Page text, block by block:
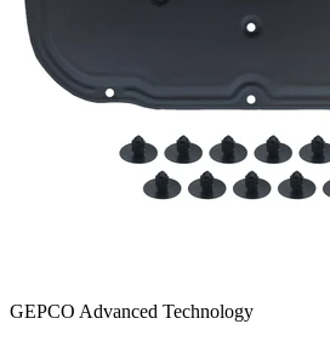
GEPCO Advanced Technology